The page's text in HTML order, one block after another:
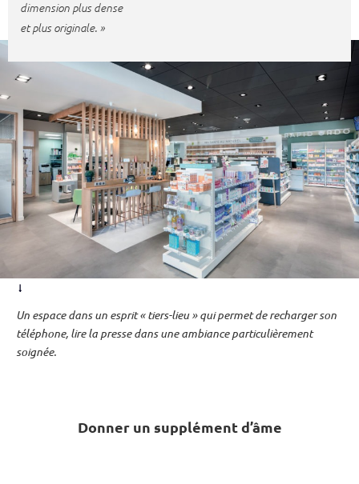
dimension plus dense
et plus originale. »
Un espace dans un esprit « tiers-lieu » qui permet de recharger son
téléphone, lire la presse dans une ambiance particulièrement
soignée.
Donner un supplément d’âme